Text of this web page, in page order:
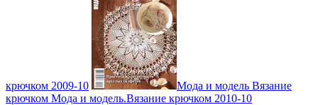
крючком 2009-10
Мода и модель Вязание
крючком Мода и модель.Вязание крючком 2010-10